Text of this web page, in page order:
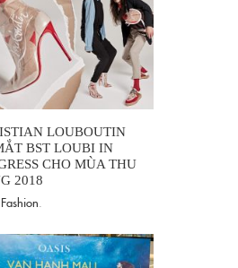
LOUBOUTIN
BST LOUBI IN
CHO MÙA THU
2018
Fashion